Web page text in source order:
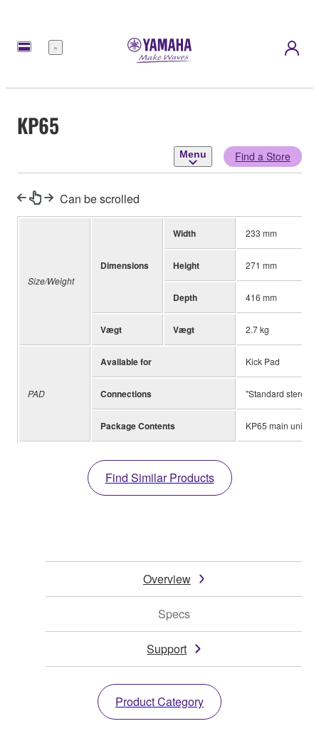
Menu
KP65
Menu Find a Store
Can be scrolled
Size/Weight
Dimensions
Width 233 mm
Height 271 mm
Depth 416 mm
Vægt Vægt 2.7 kg
PAD
Available for Kick Pad
Connections "Standard stereo
Package Contents KP65 main unit x
Find Similar Products
Overview
Specs
Support
Product Category